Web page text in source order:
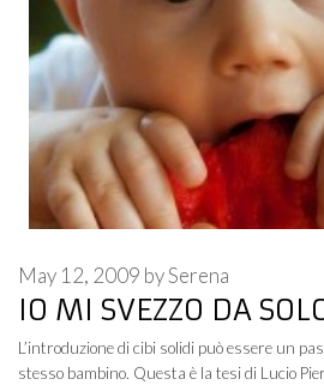
IO MI SVEZZO DA
May 12, 2009 bySerena
L’introduzione di cibi solidi può essere un
stesso bambino. Questa è la tesi di Lucio